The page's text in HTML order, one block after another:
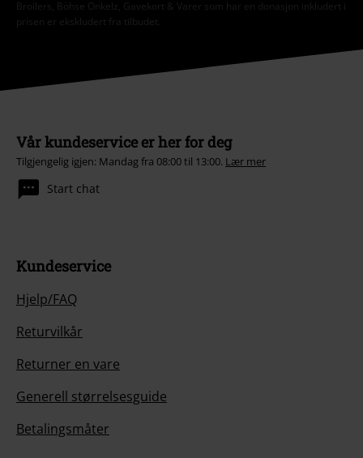
Broilers, Böhse Onkelz, Gavekort & Varer som har en donasjon inkludert i
prisen er ekskludert fra tilbudet.
Vår kundeservice er her for deg
Tilgjengelig igjen: Mandag fra 08:00 til 13:00. Lær mer
Start chat
Kundeservice
Hjelp/FAQ
Returvilkår
Returner en vare
Generell størrelsesguide
Betalingsmåter